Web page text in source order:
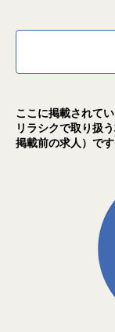
ここに掲載されて
リラシクで取り扱
掲載前の求人）です